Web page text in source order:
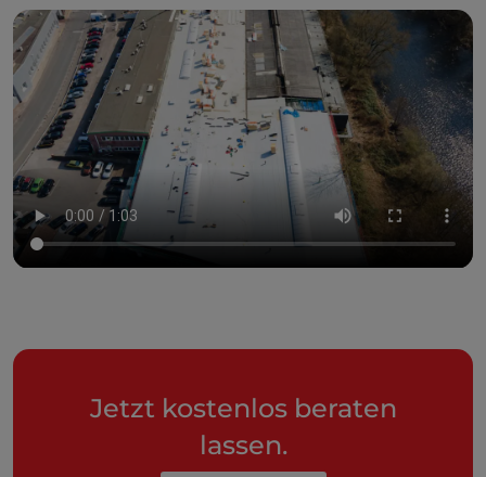
Jetzt kostenlos beraten
lassen.